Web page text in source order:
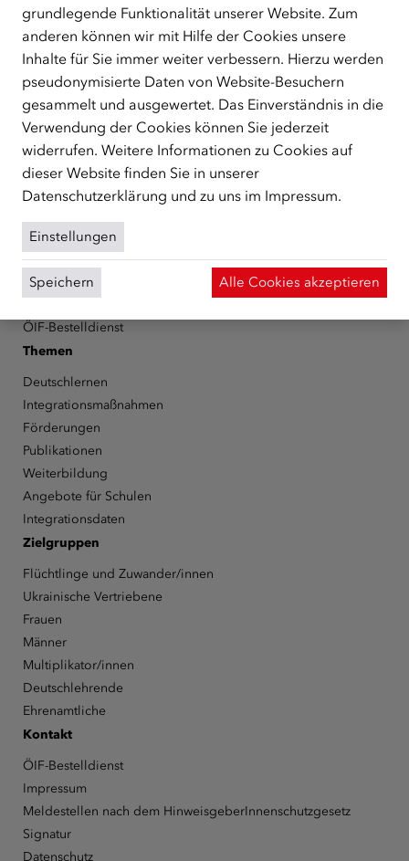
Der Österreichische Integrationsfonds (ÖIF) ist ein Fonds der
Republik Österreich, der Flüchtlinge, subsidiär
Schutzberechtigte, Vertriebene sowie Zuwander/innen als
zentrale Anlaufstelle bei der Integration in Österreich
unterstützt.mehr
FacebookYouTubeInstagramLinkedIn
Über den ÖIF
Organigramm
Presse
Informationen erhalten
ÖIF-Bestelldienst
Themen
Deutschlernen
Integrationsmaßnahmen
Förderungen
Publikationen
Weiterbildung
Angebote für Schulen
Integrationsdaten
Zielgruppen
Flüchtlinge und Zuwander/innen
Ukrainische Vertriebene
Frauen
Männer
Multiplikator/innen
Deutschlehrende
Ehrenamtliche
Kontakt
ÖIF-Bestelldienst
Impressum
Meldestellen nach dem HinweisgeberInnenschutzgesetz
Signatur
Datenschutz
grundlegende Funktionalität unserer Website. Zum
anderen können wir mit Hilfe der Cookies unsere
Inhalte für Sie immer weiter verbessern. Hierzu werden
pseudonymisierte Daten von Website-Besuchern
gesammelt und ausgewertet. Das Einverständnis in die
Verwendung der Cookies können Sie jederzeit
widerrufen. Weitere Informationen zu Cookies auf
dieser Website finden Sie in unserer
Datenschutzerklärung und zu uns im Impressum.
Einstellungen
Speichern Alle Cookies akzeptieren